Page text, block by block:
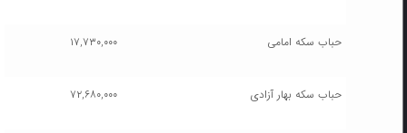
حباب سکه امامی ۱۷,۷۳۰,۰۰۰
حباب سکه بهار آزادی ۷۲,۶۸۰,۰۰۰